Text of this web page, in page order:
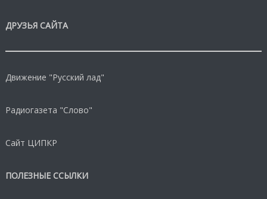
ДРУЗЬЯ САЙТА
Движение "Русский лад"
Радиогазета "Слово"
Сайт ЦИПКР
ПОЛЕЗНЫЕ ССЫЛКИ